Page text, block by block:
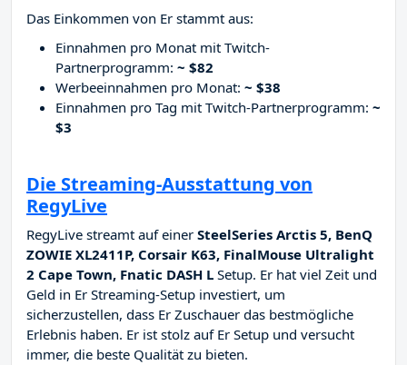
Das Einkommen von Er stammt aus:
Einnahmen pro Monat mit Twitch-
Partnerprogramm: ~ $82
Werbeeinnahmen pro Monat: ~ $38
Einnahmen pro Tag mit Twitch-Partnerprogramm: ~
$3
Die Streaming-Ausstattung von
RegyLive
RegyLive streamt auf einer SteelSeries Arctis 5, BenQ
ZOWIE XL2411P, Corsair K63, FinalMouse Ultralight
2 Cape Town, Fnatic DASH L Setup. Er hat viel Zeit und
Geld in Er Streaming-Setup investiert, um
sicherzustellen, dass Er Zuschauer das bestmögliche
Erlebnis haben. Er ist stolz auf Er Setup und versucht
immer, die beste Qualität zu bieten.